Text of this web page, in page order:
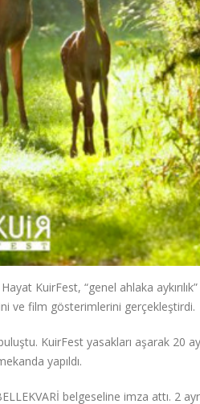
KuirFest, “genel ahlaka
ve film gösterimlerini gerçekleştirdi.
KuirFest yasakları aşarak 20
yapıldı.
belgeseline imza attı. 2